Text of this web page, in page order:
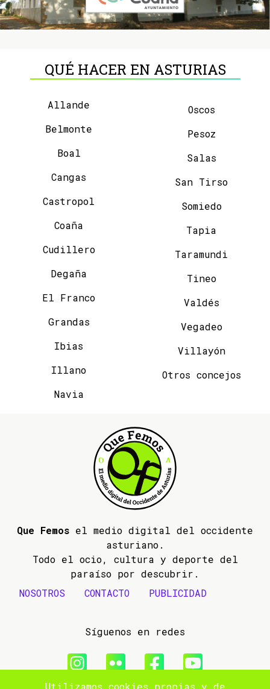
QUÉ HACER EN ASTURIAS
Allande
Belmonte
Boal
Cangas
Castropol
Coaña
Cudillero
Degaña
El Franco
Grandas
Ibias
Illano
Navia
Oscos
Pesoz
Salas
San Tirso
Somiedo
Tapia
Taramundi
Tineo
Valdés
Vegadeo
Villayón
Otros concejos
Que Femos el medio digital del occidente
asturiano.
Todo el ocio, cultura y deporte del
paraíso por descubrir.
NOSOTROS
CONTACTO PUBLICIDAD
Síguenos en redes
Utilizamos cookies propias y de